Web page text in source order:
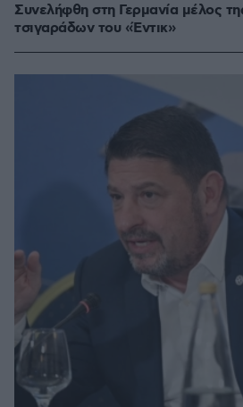
Συνελήφθη στη Γερμανία μέλος
τσιγαράδων του «Έντικ»